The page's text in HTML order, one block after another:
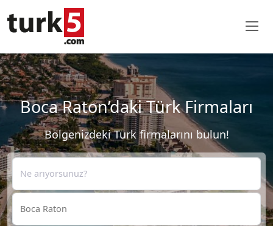
Boca Raton’daki Türk Firmaları
Bölgenizdeki Türk firmalarını bulun!